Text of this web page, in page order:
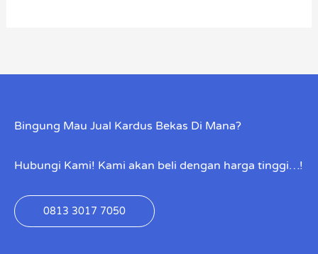
Bingung Mau Jual Kardus Bekas Di Mana?
Hubungi Kami! Kami akan beli dengan harga tinggi…!
0813 3017 7050